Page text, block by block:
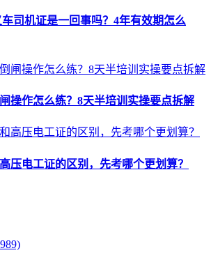
司机证是一回事吗？4年有效期怎么
操作怎么练？8天半培训实操要点拆解
压电工证的区别，先考哪个更划算？